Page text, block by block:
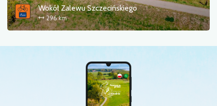
Wokół Zalewu Szczecińskiego
296 km